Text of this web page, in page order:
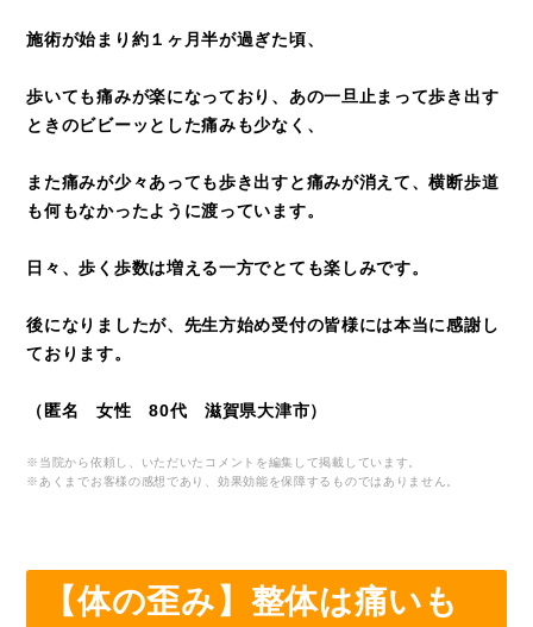
施術が始まり約１ヶ月半が過ぎた頃、
歩いても痛みが楽になっており、あの一旦止まって歩き出す
ときのビビーッとした痛みも少なく、
また痛みが少々あっても歩き出すと痛みが消えて、横断歩道
も何もなかったように渡っています。
日々、歩く歩数は増える一方でとても楽しみです。
後になりましたが、先生方始め受付の皆様には本当に感謝し
ております。
（匿名 女性 80代 滋賀県大津市）
※当院から依頼し、いただいたコメントを編集して掲載しています。
※あくまでお客様の感想であり、効果効能を保障するものではありません。
【体の歪み】整体は痛いも